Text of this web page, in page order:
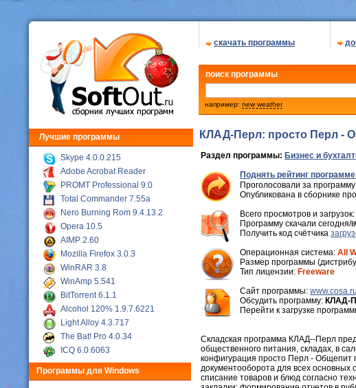
скачать программы
поиск программы
например: new weather
Лучшие программы
Skype 4.0.0.215
Adobe Acrobat Reader
PROMT Professional 9.0
Total Commander 7.55a
Nero Burning Rom 9.4.13.2
Opera 10.5
AIMP 2.60
Mozilla Firefox 3.0.3
WinRAR 3.8
WinAmp 5.541
BitTorrent 6.1.1
Alcohol 120% 1.9.7.6221
Light Alloy 4.3.717
The Bat! Pro 4.0.34
ICQ 6.0.6063
Программы для Windows
КЛАД-Перл: просто Перл -
Раздел программы: Бизнес и
Поднять рейтинг программе
Проголосовали за
Опубликована в сборнике
Всего просмотров и загрузок:
Программу скачали
Получить код счётчика
Операционная система: All
Размер программы
Тип лицензии: Freeware
Cайт программы: www.cosa.ru
Обсудить программу: КЛАД-
Перейти к загрузке
Складская программа КЛАД--Перл
общественного питания, складах, в
конфигурация просто Перл - Общепит
документооборота для всех основных
списание товаров и блюд согласно